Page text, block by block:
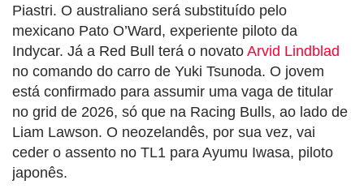
Piastri. O australiano será substituído pelo
mexicano Pato O’Ward, experiente piloto da
Indycar. Já a Red Bull terá o novato Arvid Lindblad
no comando do carro de Yuki Tsunoda. O jovem
está confirmado para assumir uma vaga de titular
no grid de 2026, só que na Racing Bulls, ao lado de
Liam Lawson. O neozelandês, por sua vez, vai
ceder o assento no TL1 para Ayumu Iwasa, piloto
japonês.